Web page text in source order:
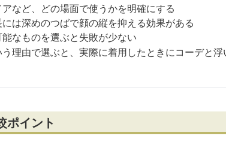
など、どの場面で使うかを明確にする
は深めのつばで顔の縦を抑える効果がある
なものを選ぶと失敗が少ない
理由で選ぶと、実際に着用したときにコーデと浮
ポイント